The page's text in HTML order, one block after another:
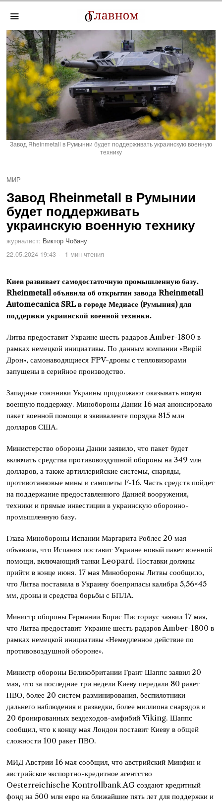
Завод Rheinmetall в Румынии будет поддерживать украинскую военную
технику
МИР
Завод Rheinmetall в Румынии
будет поддерживать
украинскую военную технику
журналист: Виктор Чобану
22.05.2024 19:43
1 мин чтения
Киев развивает самодостаточную промышленную базу.
Rheinmetall объявила об открытии завода Rheinmetall
Automecanica SRL в городе Медиасе (Румыния) для
поддержки украинской военной техники.
Литва предоставит Украине шесть радаров Amber-1800 в
рамках немецкой инициативы. По данным компании «Вирій
Дрон», самонаводящиеся FPV-дроны с тепловизорами
запущены в серийное производство.
Западные союзники Украины продолжают оказывать новую
военную поддержку. Минобороны Дании 16 мая анонсировало
пакет военной помощи в эквиваленте порядка 815 млн
долларов США.
Министерство обороны Дании заявило, что пакет будет
включать средства противовоздушной обороны на 349 млн
долларов, а также артиллерийские системы, снаряды,
противотанковые мины и самолеты F-16. Часть средств пойдет
на поддержание предоставленного Данией вооружения,
техники и прямые инвестиции в украинскую оборонно-
промышленную базу.
Глава Минобороны Испании Маргарита Роблес 20 мая
объявила, что Испания поставит Украине новый пакет военной
помощи, включающий танки Leopard. Поставки должны
прийти в конце июня. 17 мая Минобороны Литвы сообщило,
что Литва поставила в Украину боеприпасы калибра 5,56×45
мм, дроны и средства борьбы с БПЛА.
Министр обороны Германии Борис Писториус заявил 17 мая,
что Литва предоставит Украине шесть радаров Amber-1800 в
рамках немецкой инициативы «Немедленное действие по
противовоздушной обороне».
Министр обороны Великобритании Грант Шаппс заявил 20
мая, что за последние три недели Киеву передали 80 ракет
ПВО, более 20 систем разминирования, беспилотники
дальнего наблюдения и разведки, более миллиона снарядов и
20 бронированных вездеходов-амфибий Viking. Шаппс
сообщил, что к концу мая Лондон поставит Киеву в общей
сложности 100 ракет ПВО.
МИД Австрии 16 мая сообщил, что австрийский Минфин и
австрийское экспортно-кредитное агентство
Oesterreichische Kontrollbank AG создают кредитный
фонд на 500 млн евро на ближайшие пять лет для поддержки и